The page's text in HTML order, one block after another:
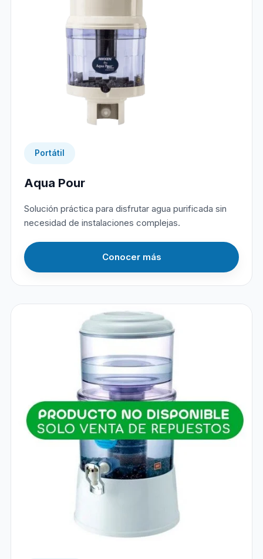
Portátil
Aqua Pour
Solución práctica para disfrutar agua purificada sin
necesidad de instalaciones complejas.
Conocer más